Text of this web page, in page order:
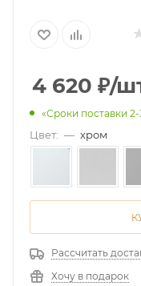
4 620 ₽/
«Сроки поставки 2-
Цвет: — хром
Рассчитать
Хочу в подарок